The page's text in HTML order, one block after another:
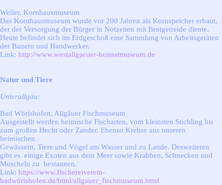
Weiler, Kornhausmuseum
Das Kornhausmuseum wurde vor 200 Jahren als Kornspeicher erbaut,
der der Versorgung der Bürger in Notzeiten mit Brotgetreide diente.
Heute befindet sich im Erdgeschoß eine Sammlung von Arbeitsgeräten
der Bauern und Handwerker.
Link: http://www.westallgaeuer-heimatmuseum.de
Natur und Tiere
Unterallgäu:
Bad Wörishofen, Allgäuer Fischmuseum
Ausgestellt werden heimische Fischarten, vom kleinsten Stichling bis
zum großen Hecht oder Zander. Ebenso Krebse aus unseren
heimischen
Gewässern, Tiere und Vögel am Wasser und zu Lande. Desweiteren
gibt es einige Exoten aus dem Meer sowie Krabben, Schnecken und
Muscheln zu bestaunen.
Link: https://www.fischereiverein-
badwörishofen.de/html/allgauer_fischmuseum.html